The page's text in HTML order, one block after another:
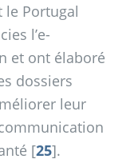
le Portugal
l’e-
et ont élaboré
dossiers
leur
[25].